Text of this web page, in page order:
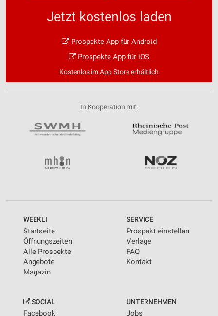
Jetzt kostenlos laden
Prospekte App für Android
Prospekte App für iOS
Kostenlos im App Store erhältlich
In Kooperation mit:
WEEKLI
Startseite
Öffnungszeiten
Alle Prospekte
Angebote
Magazin
SERVICE
Prospekt einstellen
Verlage
FAQ
Kontakt
SOCIAL
Facebook
UNTERNEHMEN
Jobs